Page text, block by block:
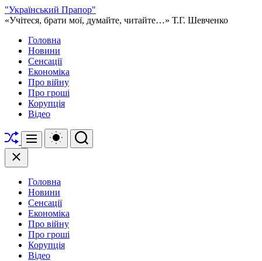
Перейти
до
"Український Прапор"
«Учітеся, брати мої, думайте, читайте…» Т.Г. Шевченко
Головна
Новини
Сенсації
Економіка
Про війну
Про гроші
Корупція
Відео
Перетасувати
Меню
Перемикач
кольорового
Пошук
Закрити
Головна
Новини
Сенсації
Економіка
Про війну
Про гроші
Корупція
Відео